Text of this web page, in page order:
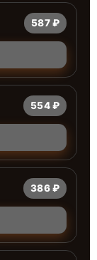
587 ₽
554 ₽
386 ₽